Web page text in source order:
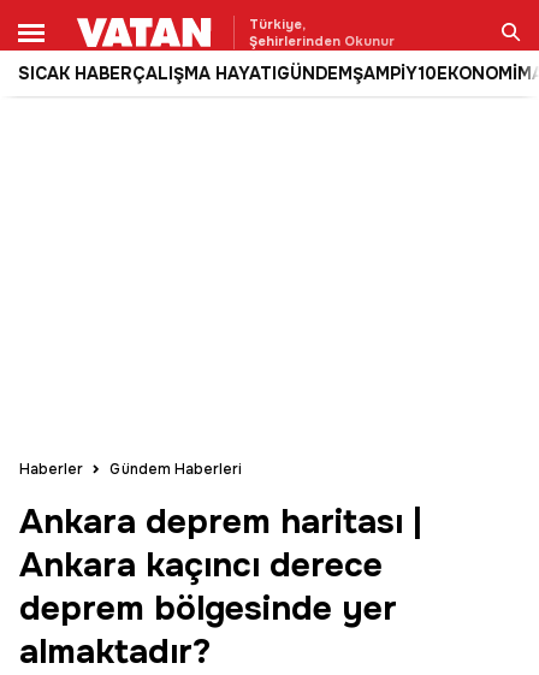
Türkiye,
Şehirlerinden Okunur
SICAK HABERÇALIŞMA HAYATIGÜNDEMŞAMPİY10EKONOMİ
Ara
Haberler Gündem Haberleri
Ankara deprem haritası |
Ankara kaçıncı derece
deprem bölgesinde yer
almaktadır?